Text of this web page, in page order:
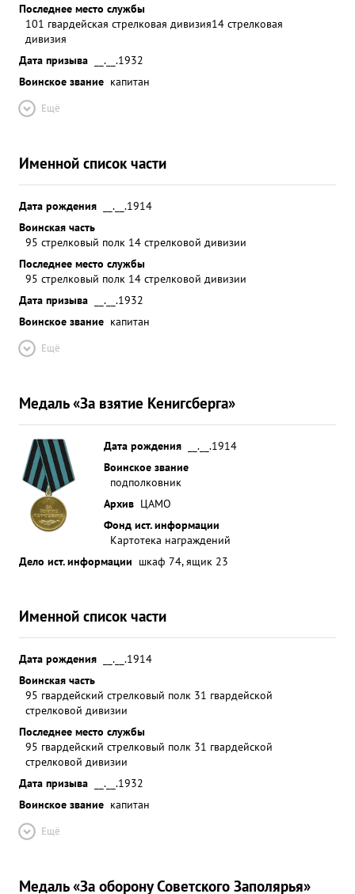
Последнее место службы
101 гвардейская стрелковая дивизия14 стрелковая
дивизия
Дата призыва
__.__.1932
Воинское звание капитан
Ещё
Именной список части
Дата рождения
__.__.1914
Воинская часть
95 стрелковый полк 14 стрелковой дивизии
Последнее место службы
95 стрелковый полк 14 стрелковой дивизии
Дата призыва
__.__.1932
Воинское звание капитан
Ещё
Медаль «За взятие Кенигсберга»
Дата рождения
__.__.1914
Воинское звание
подполковник
Архив ЦАМО
Фонд ист. информации
Картотека награждений
Дело ист. информации шкаф 74, ящик 23
Именной список части
Дата рождения
__.__.1914
Воинская часть
95 гвардейский стрелковый полк 31 гвардейской
стрелковой дивизии
Последнее место службы
95 гвардейский стрелковый полк 31 гвардейской
стрелковой дивизии
Дата призыва
__.__.1932
Воинское звание капитан
Ещё
Медаль «За оборону Советского Заполярья»